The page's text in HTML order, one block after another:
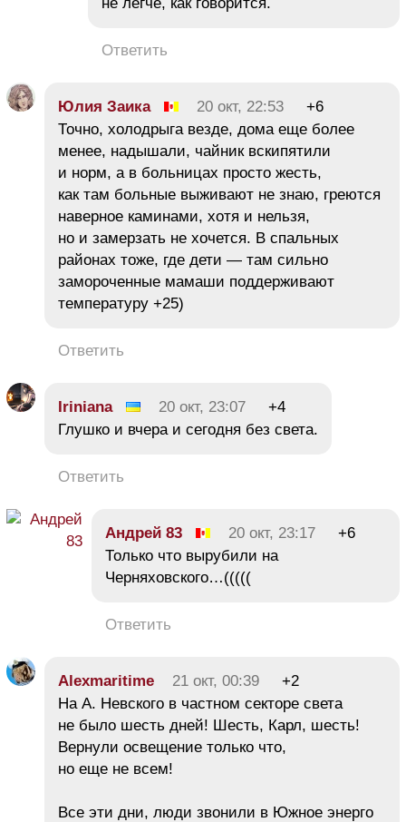
Ответить
Юлия Заика 20 окт, 22:53
+6
Точно, холодрыга везде, дома еще более
менее, надышали, чайник вскипятили
и норм, а в больницах просто жесть,
как там больные выживают не знаю, греются
наверное каминами, хотя и нельзя,
но и замерзать не хочется. В спальных
районах тоже, где дети — там сильно
замороченные мамаши поддерживают
температуру +25)
Ответить
Iriniana 20 окт, 23:07
+4
Глушко и вчера и сегодня без света.
Ответить
Андрей 83 20 окт, 23:17
+6
Только что вырубили на
Черняховского…(((((
Ответить
Alexmaritime 21 окт, 00:39
+2
На А. Невского в частном секторе света
не было шесть дней! Шесть, Карл, шесть!
Вернули освещение только что,
но еще не всем!
Все эти дни, люди звонили в Южное энерго